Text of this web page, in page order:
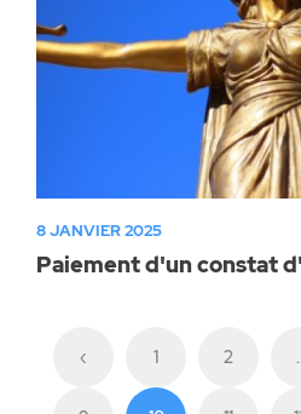
8 JANVIER 2025
Paiement d'un constat
‹ 1 2